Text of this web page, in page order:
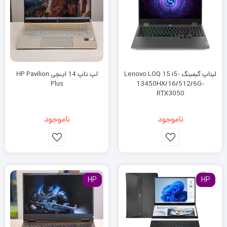
لپ‌تاپ گیمینگ، مطمئن شوید که سیستم خنک‌کننده قابل اعتمادی
دارد تا از گرما در گیم‌پلی شما جلوگیری کند.
قدرت و عمر باتری برای حداکثر کارایی
در حالی که یک باتری عالی برای کارهای روزانه ضروری است، لپ تاپ
های بازی تمایل کمتری به طول عمر باتری دارند و بیشتر روی تامین
انرژی خام تمرکز می کنند. بازی کردن یک فعالیت پرقدرت است و زمانی
که به دنبال بهترین عملکرد هستید، زمانی که لپ‌تاپ شما به برق وصل
اینکه آیا لپ‌تاپ دارای آداپتور برق با کیفیت بالا و کابل بلند برای
راحتی بیشتر است، بسیار مهم است. اگرچه هنوز هم می‌توانید با باتری
برای حفظ عمر باتری، توان خروجی خود را کاهش می‌دهند.
نورپردازی RGB: برای آن زیبایی گیمر واقعی
لپ تاپ های گیمینگ به دلیل طراحی منحصر به فرد خود شناخته شده
اند و نورپردازی RGB به بخشی جدایی ناپذیر از آن تبدیل شده است.
لپتاپ گیمینگ Lenovo LOQ 15 i5-
13450HX/16/512/6G-
RTX3050
ناموجود
لپ تاپ 14 اینچی HP Pavilion
Plus
ناموجود
HP
HP